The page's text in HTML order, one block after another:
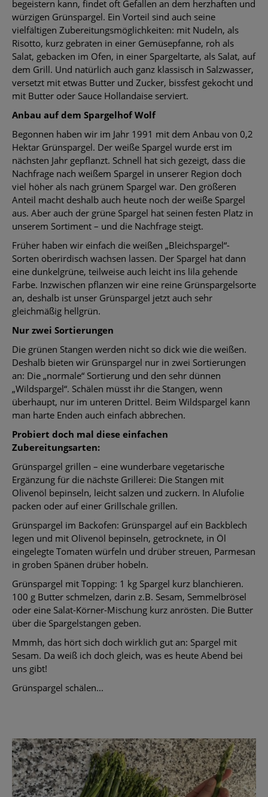
begeistern kann, findet oft Gefallen an dem herzhaften und
würzigen Grünspargel. Ein Vorteil sind auch seine
vielfältigen Zubereitungsmöglichkeiten: mit Nudeln, als
Risotto, kurz gebraten in einer Gemüsepfanne, roh als
Salat, gebacken im Ofen, in einer Spargeltarte, als Salat, auf
dem Grill. Und natürlich auch ganz klassisch in Salzwasser,
versetzt mit etwas Butter und Zucker, bissfest gekocht und
mit Butter oder Sauce Hollandaise serviert.
Anbau auf dem Spargelhof Wolf
Begonnen haben wir im Jahr 1991 mit dem Anbau von 0,2
Hektar Grünspargel. Der weiße Spargel wurde erst im
nächsten Jahr gepflanzt. Schnell hat sich gezeigt, dass die
Nachfrage nach weißem Spargel in unserer Region doch
viel höher als nach grünem Spargel war. Den größeren
Anteil macht deshalb auch heute noch der weiße Spargel
aus. Aber auch der grüne Spargel hat seinen festen Platz in
unserem Sortiment – und die Nachfrage steigt.
Früher haben wir einfach die weißen „Bleichspargel“-
Sorten oberirdisch wachsen lassen. Der Spargel hat dann
eine dunkelgrüne, teilweise auch leicht ins lila gehende
Farbe. Inzwischen pflanzen wir eine reine Grünspargelsorte
an, deshalb ist unser Grünspargel jetzt auch sehr
gleichmäßig hellgrün.
Nur zwei Sortierungen
Die grünen Stangen werden nicht so dick wie die weißen.
Deshalb bieten wir Grünspargel nur in zwei Sortierungen
an: Die „normale“ Sortierung und den sehr dünnen
„Wildspargel“. Schälen müsst ihr die Stangen, wenn
überhaupt, nur im unteren Drittel. Beim Wildspargel kann
man harte Enden auch einfach abbrechen.
Probiert doch mal diese einfachen
Zubereitungsarten:
Grünspargel grillen – eine wunderbare vegetarische
Ergänzung für die nächste Grillerei: Die Stangen mit
Olivenöl bepinseln, leicht salzen und zuckern. In Alufolie
packen oder auf einer Grillschale grillen.
Grünspargel im Backofen: Grünspargel auf ein Backblech
legen und mit Olivenöl bepinseln, getrocknete, in Öl
eingelegte Tomaten würfeln und drüber streuen, Parmesan
in groben Spänen drüber hobeln.
Grünspargel mit Topping: 1 kg Spargel kurz blanchieren.
100 g Butter schmelzen, darin z.B. Sesam, Semmelbrösel
oder eine Salat-Körner-Mischung kurz anrösten. Die Butter
über die Spargelstangen geben.
Mmmh, das hört sich doch wirklich gut an: Spargel mit
Sesam. Da weiß ich doch gleich, was es heute Abend bei
uns gibt!
Grünspargel schälen...